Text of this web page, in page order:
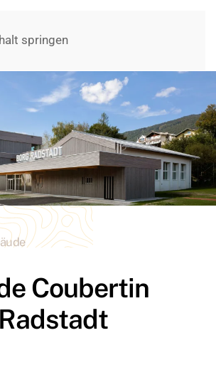
springen
Coubertin